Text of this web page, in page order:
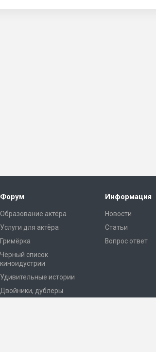
Форум
Образование актёра
Услуги для актёра
Гримёрка
Чёрный список
киноидустрии
Удивительные истории
Двойники, дублёры
Информация
Новости
Статьи
Вопрос ответ